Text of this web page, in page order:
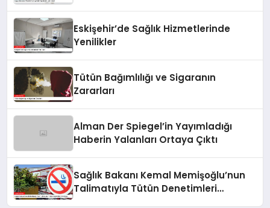
Eskişehir’de Sağlık Hizmetlerinde
Yenilikler
Tütün Bağımlılığı ve Sigaranın
Zararları
Alman Der Spiegel’in Yayımladığı
Haberin Yalanları Ortaya Çıktı
Sağlık Bakanı Kemal Memişoğlu’nun
Talimatıyla Tütün Denetimleri